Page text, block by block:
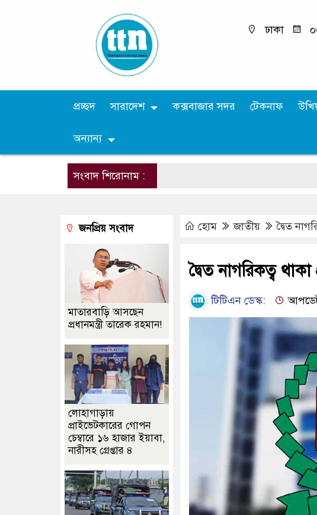
ঢাকা
প্রচ্ছদ সারাদেশ কক্সবাজার সদর টেকনাফ
অন্যান্য
সংবাদ শিরোনাম :
হোম জাতীয় দ্বৈত
দ্বৈত নাগরিকত্ব
টিটিএন ডেস্ক:
জনপ্রিয় সংবাদ
মাতারবাড়ি আসছেন
প্রধানমন্ত্রী তারেক রহমান!
লোহাগাড়ায়
প্রাইভেটকারের গোপন
চেম্বারে ১৬ হাজার ইয়াবা,
নারীসহ গ্রেপ্তার ৪